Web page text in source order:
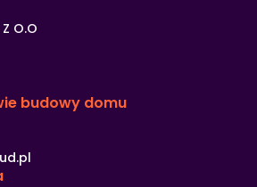
Z O.O
budowy domu